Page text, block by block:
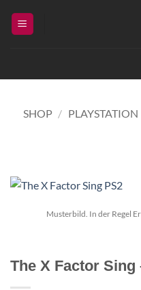
Inhalt
SHOP / PLAYSTATION
Musterbild. In der Regel
The X Factor Sing